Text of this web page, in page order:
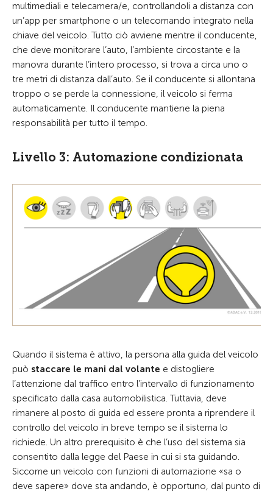
multimediali e telecamera/e, controllandoli a distanza con
un’app per smartphone o un telecomando integrato nella
chiave del veicolo. Tutto ciò avviene mentre il conducente,
che deve monitorare l’auto, l’ambiente circostante e la
manovra durante l’intero processo, si trova a circa uno o
tre metri di distanza dall’auto. Se il conducente si allontana
troppo o se perde la connessione, il veicolo si ferma
automaticamente. Il conducente mantiene la piena
responsabilità per tutto il tempo.
Livello 3: Automazione condizionata
Quando il sistema è attivo, la persona alla guida del veicolo
può staccare le mani dal volante e distogliere
l’attenzione dal traffico entro l’intervallo di funzionamento
specificato dalla casa automobilistica. Tuttavia, deve
rimanere al posto di guida ed essere pronta a riprendere il
controllo del veicolo in breve tempo se il sistema lo
richiede. Un altro prerequisito è che l’uso del sistema sia
consentito dalla legge del Paese in cui si sta guidando.
Siccome un veicolo con funzioni di automazione «sa o
deve sapere» dove sta andando, è opportuno, dal punto di